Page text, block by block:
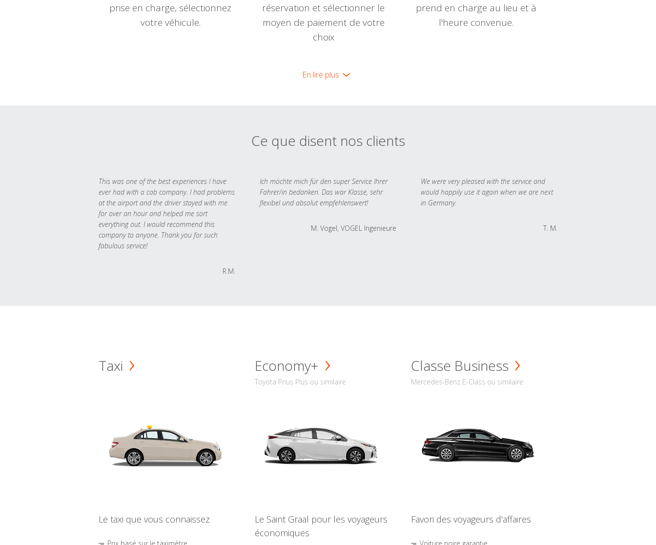
prise en charge, sélectionnez
votre véhicule.
réservation et sélectionner le
moyen de paiement de votre
choix
prend en charge au lieu et à
l'heure convenue.
En lire plus
Ce que disent nos clients
This was one of the best experiences I have
ever had with a cab company. I had problems
at the airport and the driver stayed with me
for over an hour and helped me sort
everything out. I would recommend this
company to anyone. Thank you for such
fabulous service!
R.M.
Ich möchte mich für den super Service Ihrer
Fahrer/in bedanken. Das war Klasse, sehr
flexibel und absolut empfehlenswert!
M. Vogel, VOGEL Ingenieure
We were very pleased with the service and
would happily use it again when we are next
in Germany.
T. M.
Taxi
Le taxi que vous connaissez
Economy+
Toyota Prius Plus ou similaire
Le Saint Graal pour les voyageurs
économiques
Classe Business
Mercedes-Benz E-Class ou similaire
Favori des voyageurs d'affaires